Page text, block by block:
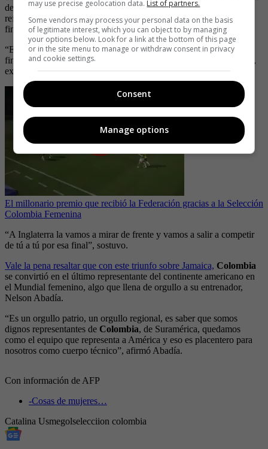
de Australia y Nueva Zelanda con miras a jugar “siete finales”, en
referencia al número de partidos que se disputan hasta alcanzar la
final del torneo.
“Este no puede ser el techo de este equipo, venimos a jugar siete
finales y tenemos que seguir construyendo el camino paso a paso”,
expresó Catalina, quien ya piensa en su próximo rival, Inglaterra.
El millonario premio que recibió la Federación gracias a la Selección
Colombia Femenina
“A Inglaterra la vamos a mirar de frente y vamos a salir a competir
de tú a tú por esa final”, sostuvo.
Vale la pena resaltar que con este triunfo sobre Jamaica, Colombia
se convirtió en el último representante del continente americano en
el Mundial femenino, algo que llena de orgullo a su entrenador,
Nelson Abadía.
“Es un orgullo patrio, un orgullo regional, es saber que somos
dignos representantes de Colombia, de Suramérica, quedamos
como el equipo que representa a América y eso es placentero para
nosotros como cuerpo técnico”, afirmó Abadía.
Con información de AFP
-Cosas de mujeres…
Catalina Usmegolselecciion colombia
may use precise geolocation data. List of partners.
Some vendors may process your personal data on the basis
of legitimate interest, which you can object to by managing
your options below. Look for a link at the bottom of this page
or in the site menu to manage or withdraw consent in privacy
and cookie settings.
Consent
Manage options